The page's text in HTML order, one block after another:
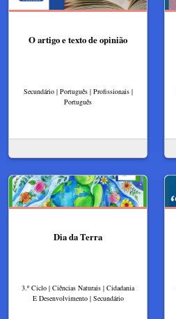
O artigo e texto de opinião
Secundário | Português | Profissionais |
Português
Dia da Terra
3.º Ciclo | Ciências Naturais | Cidadania
E Desenvolvimento | Secundário